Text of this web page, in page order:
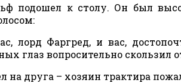
подошел к столу. Он был
лорд Фаргред, и вас,
глаз вопросительно скользил
на друга – хозяин трактира